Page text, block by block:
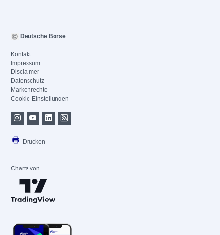
Deutsche Börse
Kontakt
Impressum
Disclaimer
Datenschutz
Markenrechte
Cookie-Einstellungen
Drucken
Charts von